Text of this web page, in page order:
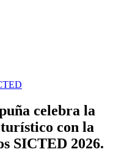
celebra la
con la
SICTED 2026.